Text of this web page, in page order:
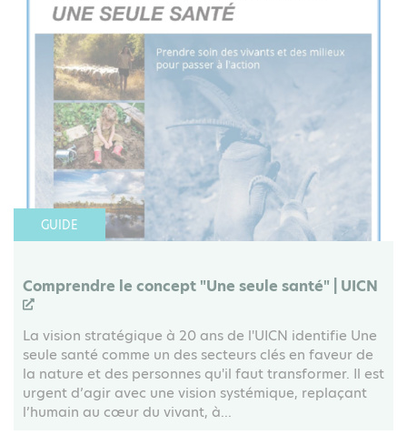
GUIDE
Comprendre le concept "Une seule santé" | UICN
La vision stratégique à 20 ans de l'UICN identifie Une
seule santé comme un des secteurs clés en faveur de
la nature et des personnes qu'il faut transformer. Il est
urgent d’agir avec une vision systémique, replaçant
l’humain au cœur du vivant, à...